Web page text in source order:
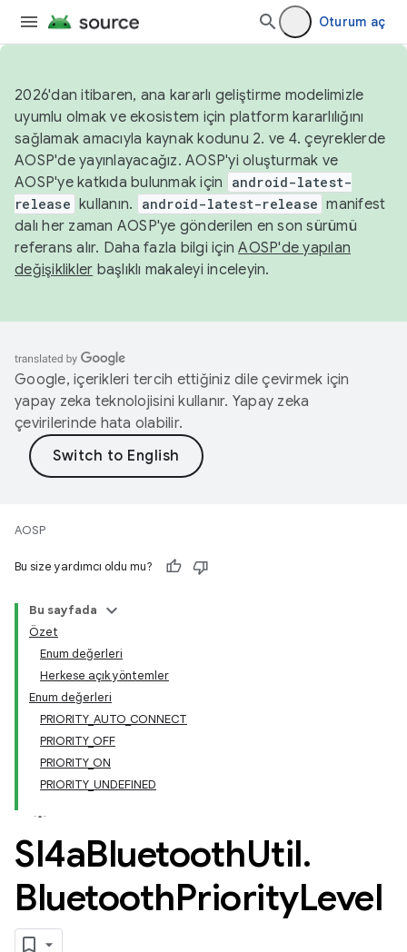
Oturum aç
2026'dan itibaren, ana kararlı geliştirme modelimizle
uyumlu olmak ve ekosistem için platform kararlılığını
sağlamak amacıyla kaynak kodunu 2. ve 4. çeyreklerde
AOSP'de yayınlayacağız. AOSP'yi oluşturmak ve
AOSP'ye katkıda bulunmak için
android-latest-
release kullanın. android-latest-release manifest
dalı her zaman AOSP'ye gönderilen en son sürümü
referans alır. Daha fazla bilgi içinAOSP'de yapılan
değişiklikler başlıklı makaleyi inceleyin.
Google, içerikleri tercih ettiğiniz dile çevirmek için
yapay zeka teknolojisini kullanır. Yapay zeka
çevirilerinde hata olabilir.
AOSP
Bu size yardımcı oldu mu?
Bu sayfada
Özet
Enum değerleri
Herkese açık yöntemler
Enum değerleri
PRIORITY_AUTO_CONNECT
PRIORITY_OFF
PRIORITY_ON
PRIORITY_UNDEFINED
Sl4aBluetoothUtil.
BluetoothPriorityLevel